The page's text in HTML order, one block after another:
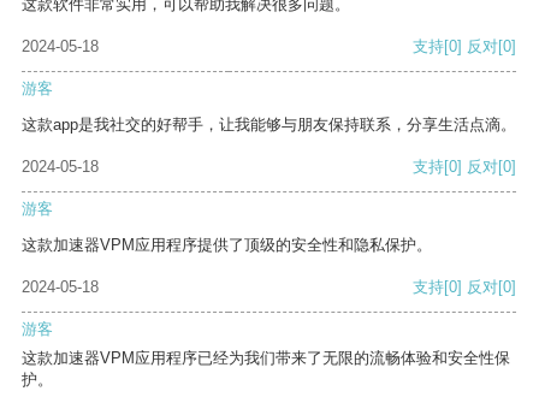
这款软件非常实用，可以帮助我解决很多问题。
2024-05-18 支持[0] 反对[0]
游客
这款app是我社交的好帮手，让我能够与朋友保持联系，分享生活点滴。
2024-05-18 支持[0] 反对[0]
游客
这款加速器VPM应用程序提供了顶级的安全性和隐私保护。
2024-05-18 支持[0] 反对[0]
游客
这款加速器VPM应用程序已经为我们带来了无限的流畅体验和安全性保
护。